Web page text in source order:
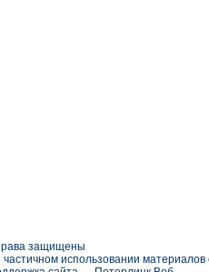
защищены
использовании